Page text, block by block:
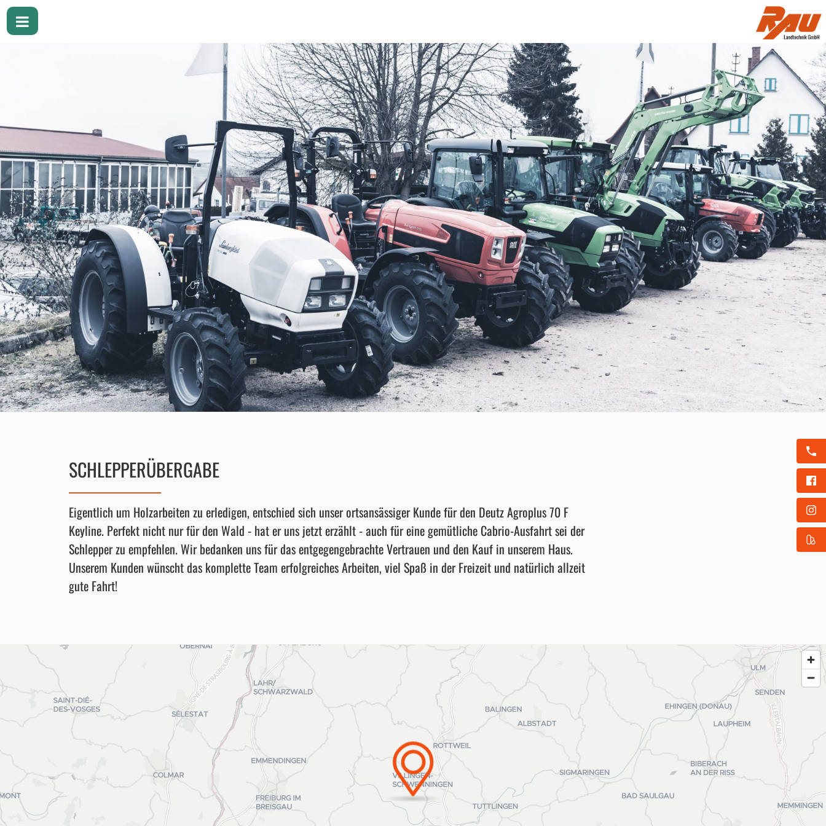
SCHLEPPERÜBERGABE
Eigentlich um Holzarbeiten zu erledigen, entschied sich unser ortsansässiger Kunde für den Deutz Agroplus 70 F
Keyline. Perfekt nicht nur für den Wald - hat er uns jetzt erzählt - auch für eine gemütliche Cabrio-Ausfahrt sei der
Schlepper zu empfehlen. Wir bedanken uns für das entgegengebrachte Vertrauen und den Kauf in unserem Haus.
Unserem Kunden wünscht das komplette Team erfolgreiches Arbeiten, viel Spaß in der Freizeit und natürlich allzeit
gute Fahrt!